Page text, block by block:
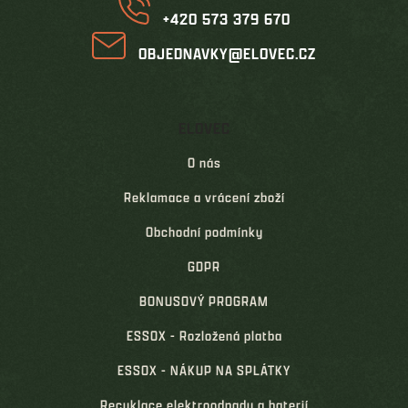
+420 573 379 670
OBJEDNAVKY@ELOVEC.CZ
O nás
Reklamace a vrácení zboží
Obchodní podmínky
GDPR
BONUSOVÝ PROGRAM
ESSOX - Rozložená platba
ESSOX - NÁKUP NA SPLÁTKY